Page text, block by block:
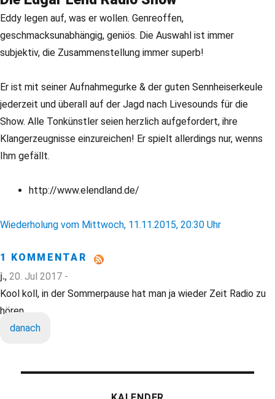
Eddy legen auf, was er wollen. Genreoffen,
geschmacksunabhängig, geniös. Die Auswahl ist immer
subjektiv, die Zusammenstellung immer superb!
Er ist mit seiner Aufnahmegurke & der guten Sennheiserkeule
jederzeit und überall auf der Jagd nach Livesounds für die
Show. Alle Tonkünstler seien herzlich aufgefordert, ihre
Klangerzeugnisse einzureichen! Er spielt allerdings nur, wenns
Ihm gefällt.
http://www.elendland.de/
Wiederholung vom Mittwoch, 11.11.2015, 20:30 Uhr
1 KOMMENTAR
j., 20. Jul 2017 -
Kool koll, in der Sommerpause hat man ja wieder Zeit Radio zu
hören.
danach